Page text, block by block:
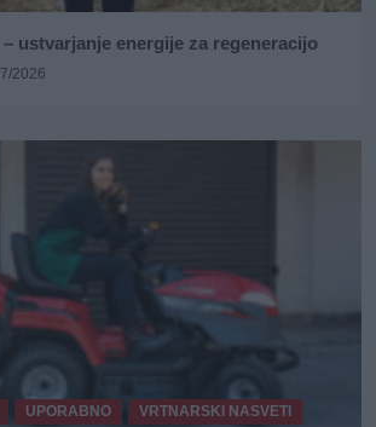
ustvarjanje energije za regeneracijo
2026
UPORABNO VRTNARSKI NASVETI